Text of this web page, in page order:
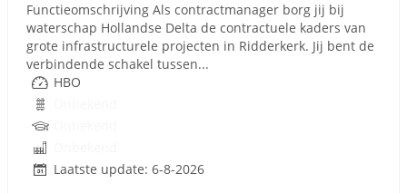
Functieomschrijving Als contractmanager borg jij bij
waterschap Hollandse Delta de contractuele kaders van
grote infrastructurele projecten in Ridderkerk. Jij bent de
verbindende schakel tussen...
HBO
Laatste update: 6-8-2026